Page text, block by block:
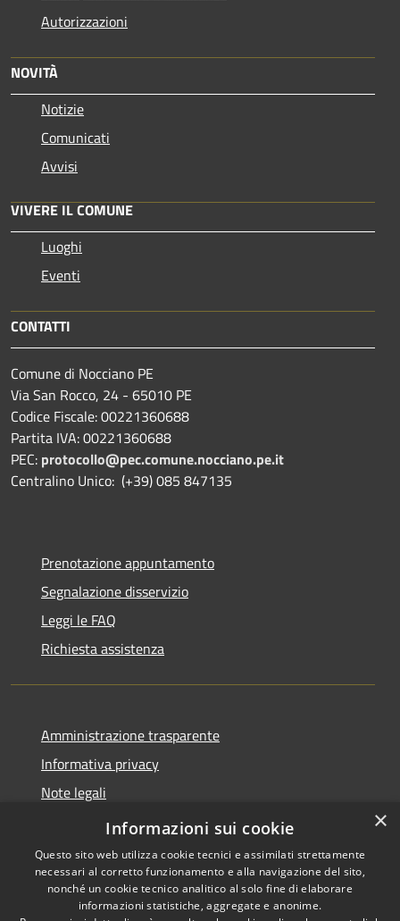
Autorizzazioni
NOVITÀ
Notizie
Comunicati
Avvisi
VIVERE IL COMUNE
Luoghi
Eventi
CONTATTI
Comune di Nocciano PE
Via San Rocco, 24 - 65010 PE
Codice Fiscale: 00221360688
Partita IVA: 00221360688
PEC: protocollo@pec.comune.nocciano.pe.it
Centralino Unico: (+39) 085 847135
Prenotazione appuntamento
Segnalazione disservizio
Leggi le FAQ
Richiesta assistenza
Amministrazione trasparente
Informativa privacy
Note legali
Dichiarazione di accessibilità
Copyright © 2026 • Comune di
×
Informazioni sui cookie
Questo sito web utilizza cookie tecnici e assimilati strettamente
necessari al corretto funzionamento e alla navigazione del sito,
nonché un cookie tecnico analitico al solo fine di elaborare
informazioni statistiche, aggregate e anonime.